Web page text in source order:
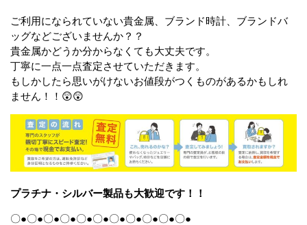
ご利用になられていない貴金属、ブランド時計、ブランドバ
ッグなどございませんか？？
貴金属かどうか分からなくても大丈夫です。
丁寧に一点一点査定させていただきます。
もしかしたら思いがけないお値段がつくものがあるかもしれ
ません！！😲😲
プラチナ・シルバー製品も大歓迎です！！
〇●〇●〇●〇●〇●〇●〇●〇●〇●〇●〇●